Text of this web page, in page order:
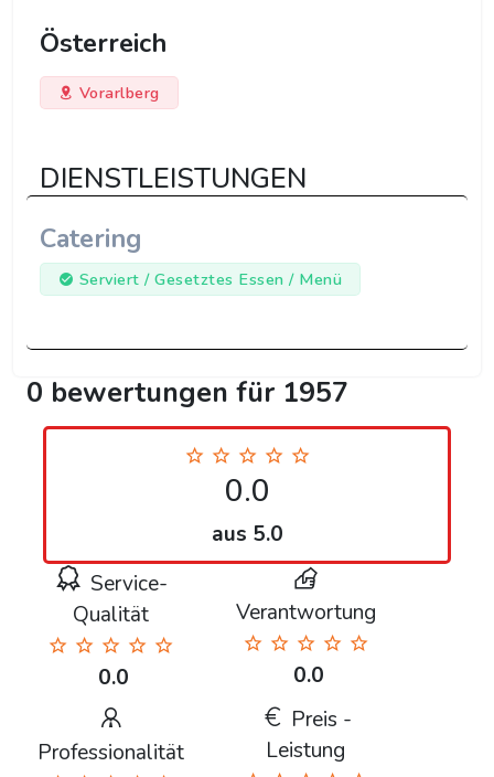
Österreich
Vorarlberg
DIENSTLEISTUNGEN
Catering
Serviert / Gesetztes Essen / Menü
0 bewertungen für 1957
0.0
aus 5.0
Service-
Qualität
0.0
Verantwortung
0.0
Professionalität
Preis -
Leistung